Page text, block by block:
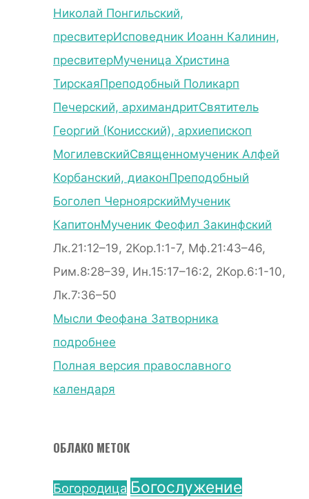
Николай Понгильский,
пресвитерИсповедник Иоанн Калинин,
пресвитерМученица Христина
ТирскаяПреподобный Поликарп
Печерский, архимандритСвятитель
Георгий (Конисский), архиепископ
МогилевскийСвященномученик Алфей
Корбанский, диаконПреподобный
Боголеп ЧерноярскийМученик
КапитонМученик Феофил Закинфский
Лк.21:12–19, 2Кор.1:1-7, Мф.21:43–46,
Рим.8:28–39, Ин.15:17–16:2, 2Кор.6:1-10,
Лк.7:36–50
Мысли Феофана Затворника
подробнее
Полная версия православного
календаря
ОБЛАКО МЕТОК
Богородица Богослужение